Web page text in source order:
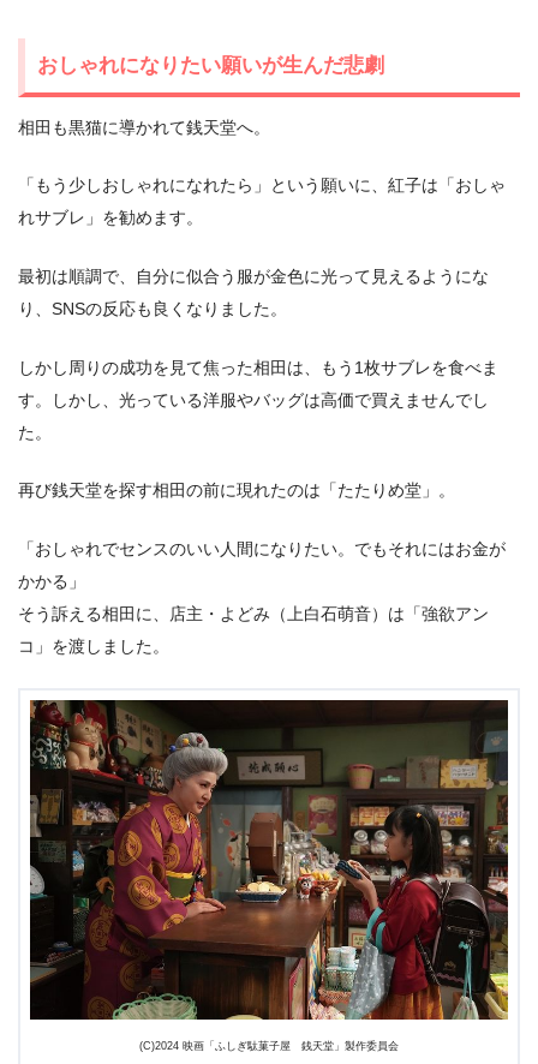
おしゃれになりたい願いが生んだ悲劇
相田も黒猫に導かれて銭天堂へ。
「もう少しおしゃれになれたら」という願いに、紅子は「おしゃ
れサブレ」を勧めます。
最初は順調で、自分に似合う服が金色に光って見えるようにな
り、SNSの反応も良くなりました。
しかし周りの成功を見て焦った相田は、もう1枚サブレを食べま
す。しかし、光っている洋服やバッグは高価で買えませんでし
た。
再び銭天堂を探す相田の前に現れたのは「たたりめ堂」。
「おしゃれでセンスのいい人間になりたい。でもそれにはお金が
かかる」
そう訴える相田に、店主・よどみ（上白石萌音）は「強欲アン
コ」を渡しました。
(C)2024 映画「ふしぎ駄菓子屋 銭天堂」製作委員会